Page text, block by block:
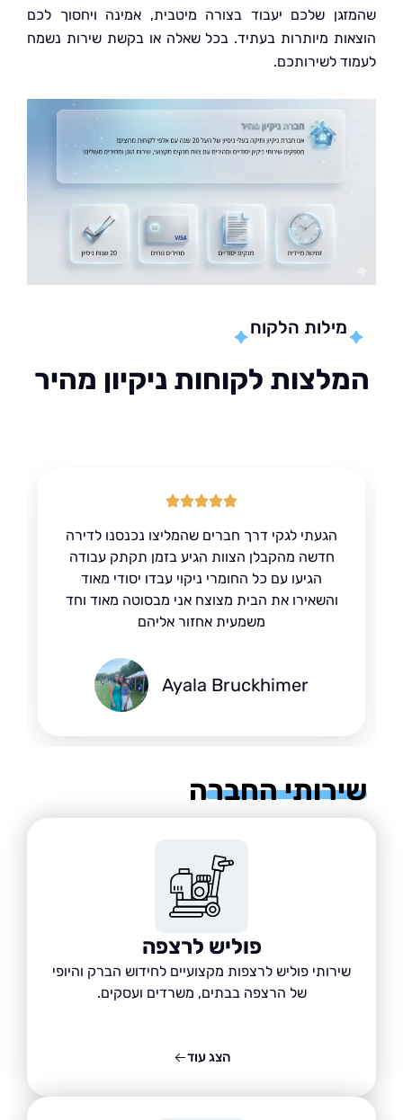
שלכם יעבוד בצורה מיטבית, אמינה ויחסוך לכם
מיותרות בעתיד. בכל שאלה או בקשת שירות נשמח
לשירותכם.
מילות הלקוח
לקוחות ניקיון מהיר
הגעתי לגקי דרך חברים שהמליצו נכנסנו לדירה
חדשה מהקבלן הצוות הגיע בזמן תקתק עבודה
הגיעו עם כל החומרי ניקוי עבדו יסודי מאוד
והשאירו את הבית מצוצח אני מבסוטה מאוד וחד
משמעית אחזור אליהם
Ayala Bruckhimer
החברה
פוליש לרצפה
שירותי פוליש לרצפות מקצועיים לחידוש הברק והיופי
של הרצפה בבתים, משרדים ועסקים.